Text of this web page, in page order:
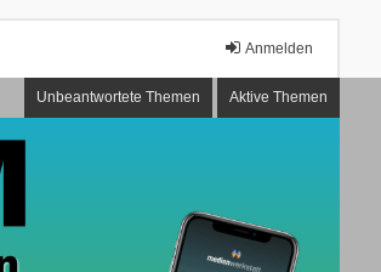
Anmelden
Unbeantwortete Themen Aktive Themen